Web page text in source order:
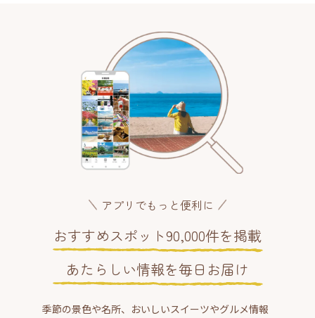
アプリでもっと便利に
おすすめスポット90,000件を掲載
あたらしい情報を毎日お届け
季節の景色や名所、おいしいスイーツやグルメ情報